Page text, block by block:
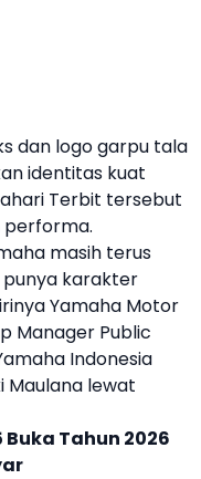
dan logo garpu tala
identitas kuat
Terbit tersebut
performa.
masih terus
karakter
Yamaha Motor
Manager Public
Indonesia
Maulana lewat
Buka Tahun 2026